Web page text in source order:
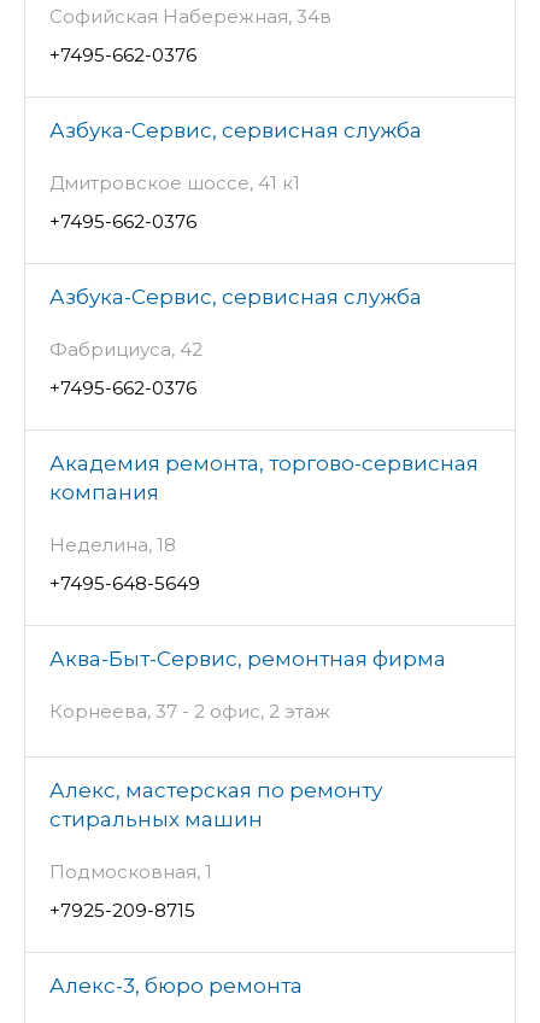
Софийская Набережная, 34в
+7495-662-0376
Азбука-Сервис, сервисная служба
Дмитровское шоссе, 41 к1
+7495-662-0376
Азбука-Сервис, сервисная служба
Фабрициуса, 42
+7495-662-0376
Академия ремонта, торгово-сервисная
компания
Неделина, 18
+7495-648-5649
Аква-Быт-Сервис, ремонтная фирма
Корнеева, 37 - 2 офис, 2 этаж
Алекс, мастерская по ремонту
стиральных машин
Подмосковная, 1
+7925-209-8715
Алекс-3, бюро ремонта